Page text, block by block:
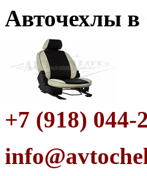
Авточехлы в
+7 (918) 044-